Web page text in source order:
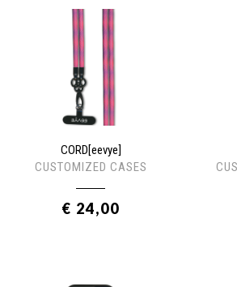
CORD[eevye]
CUSTOMIZED CASES
€ 24,00